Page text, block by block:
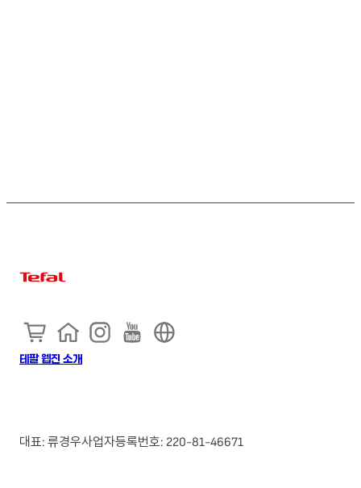
테팔 웹진 소개
대표: 류경우사업자등록번호: 220-81-46671